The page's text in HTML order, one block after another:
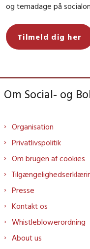
og temadage på
Tilmeld dig her
Om Social- og
Organisation
Privatlivspolitik
Om brugen af cookies
Presse
Kontakt os
Whistleblowerordning
About us